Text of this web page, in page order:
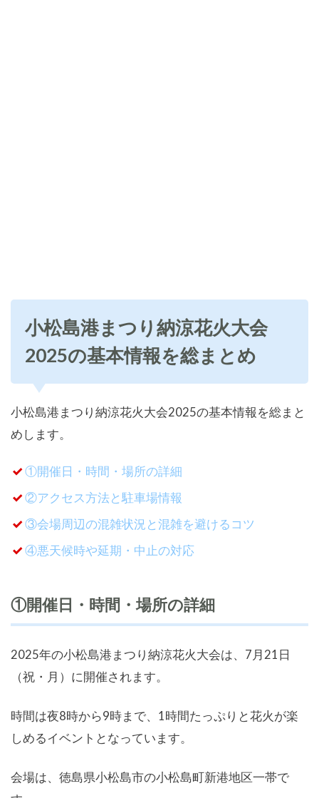
小松島港まつり納涼花火大会
2025の基本情報を総まとめ
小松島港まつり納涼花火大会2025の基本情報を総まと
めします。
①開催日・時間・場所の詳細
②アクセス方法と駐車場情報
③会場周辺の混雑状況と混雑を避けるコツ
④悪天候時や延期・中止の対応
①開催日・時間・場所の詳細
2025年の小松島港まつり納涼花火大会は、7月21日
（祝・月）に開催されます。
時間は夜8時から9時まで、1時間たっぷりと花火が楽
しめるイベントとなっています。
会場は、徳島県小松島市の小松島町新港地区一帯で